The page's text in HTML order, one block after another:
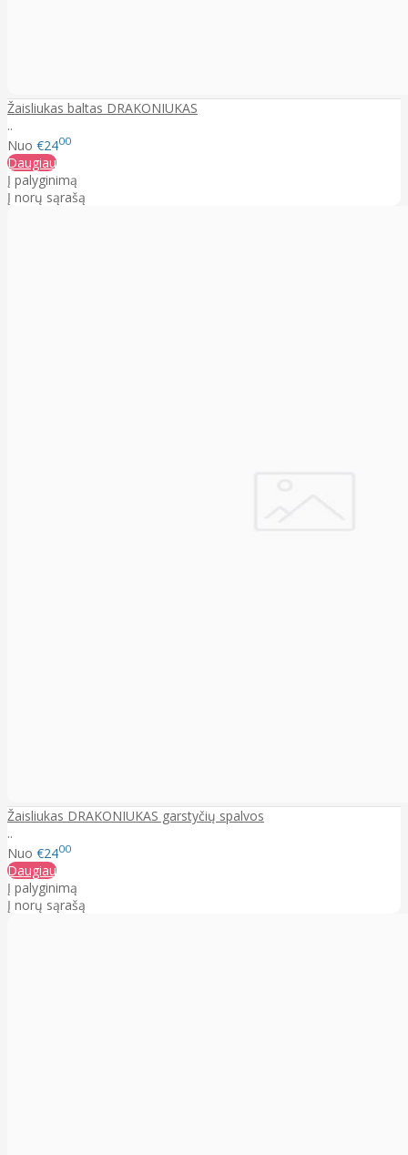
Žaisliukas baltas DRAKONIUKAS
..
Nuo €2400
Daugiau
Į palyginimą
Į norų sąrašą
Žaisliukas DRAKONIUKAS garstyčių spalvos
..
Nuo €2400
Daugiau
Į palyginimą
Į norų sąrašą